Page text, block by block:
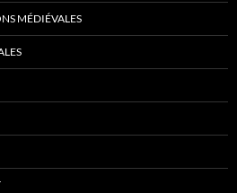
MÉDIÉVALES